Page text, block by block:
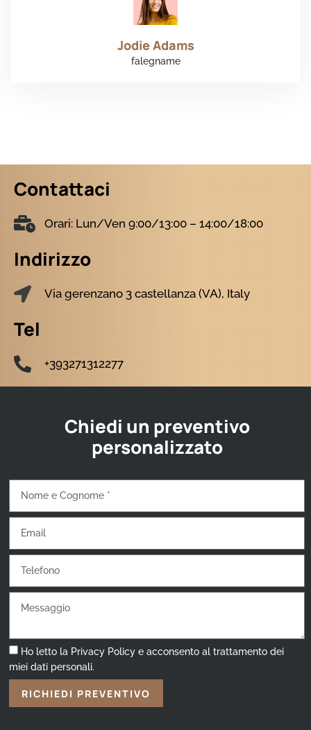
Jodie Adams
falegname
Contattaci
Orari: Lun/Ven 9:00/13:00 – 14:00/18:00
Indirizzo
Via gerenzano 3 castellanza (VA), Italy
Tel
+393271312277
Chiedi un preventivo
personalizzato
Ho letto la Privacy Policy e acconsento al trattamento dei
miei dati personali.
RICHIEDI PREVENTIVO